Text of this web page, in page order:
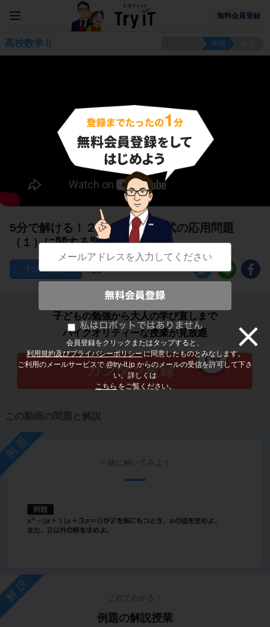
無料会員登録
会員登録をクリックまたはタップすると、
利用規約及びプライバシーポリシーに同意したものとみなします。
ご利用のメールサービスで @try-it.jp からのメールの受信を許可して下さ
い。詳しくは
こちら をご覧ください。
高校数学Ⅱ 例題
5分で解ける！２次・３次方程式の応用問題
（１）に関する問題
26
子どもの勉強から大人の学び直しまで
ハイクオリティーな授業が見放題
この動画の問題と解説
例題
一緒に解いてみよう
解説 これでわかる！
例題の解説授業